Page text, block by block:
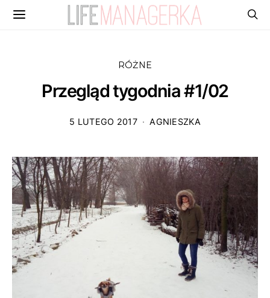
RÓŻNE
Przegląd tygodnia #1/02
5 LUTEGO 2017 AGNIESZKA